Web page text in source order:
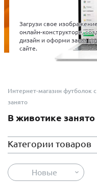
Загрузи свое
онлайн-конструкторе,
дизайн и оформи заказ
сайте.
Интернет-магазин футболок
занято
В животике занято
Категории товаров
Новые